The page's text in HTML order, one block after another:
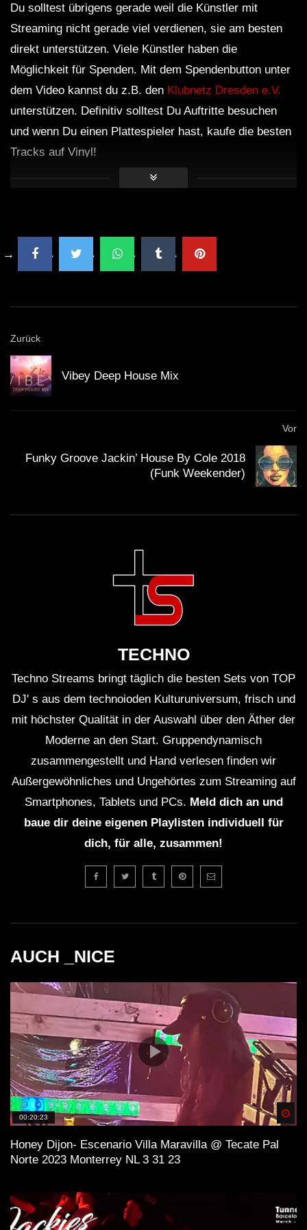
Du solltest übrigens gerade weil die Künstler mit
Streaming nicht gerade viel verdienen, sie am besten
direkt unterstützen. Viele Künstler haben die
Möglichkeit für Spenden. Mit dem Spendenbutton unter
dem Video kannst du z.B. den Klubnetz Dresden e.V.
unterstützen. Definitiv solltest Du Auftritte besuchen
und wenn Du einen Plattespieler hast, kaufe die besten
Tracks auf Vinyl!
Zurück
Vibey Deep House Mix
Vor
Funky Groove Jackin’ House By Cole 2018
(Funk Weekender)
TECHNO
Techno Streams bringt täglich die besten Sets von TOP
DJ' s aus dem technoioden Kulturuniversum, frisch und
mit höchster Qualität in der Auswahl über den Äther der
Moderne an den Start. Gruppendynamisch
zusammengestellt und Hand verlesen finden wir
Außergewöhnliches und Ungehörtes zum Streaming auf
Smartphones, Tablets und PCs. Meld dich an und
baue dir deine eigenen Playlisten individuell für
dich, für alle, zusammen!
AUCH _NICE
00:20:23
Honey Dijon- Escenario Villa Maravilla @ Tecate Pal
Norte 2023 Monterrey NL 3 31 23